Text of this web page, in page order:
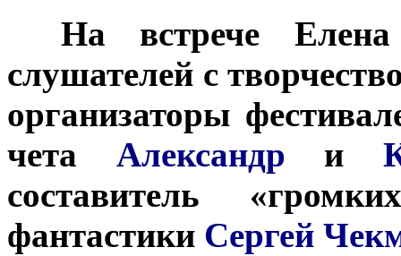
На встрече Елена
слушателей с
организаторы
чета Александр и
составитель
фантастики Сергей